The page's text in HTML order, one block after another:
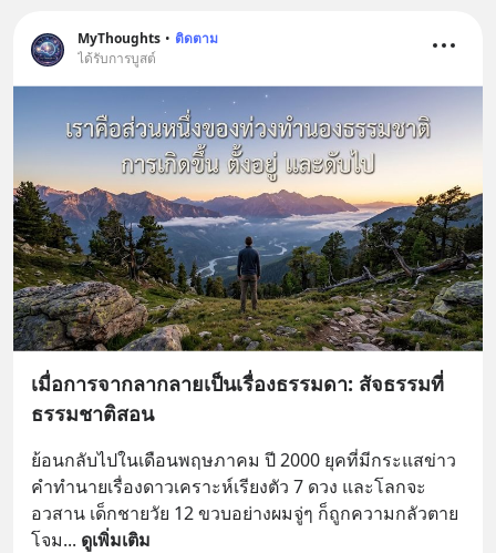
MyThoughts • ติดตาม
ได้รับการบูสต์
เมื่อการจากลากลายเป็นเรื่องธรรมดา: สัจธรรมที่
ธรรมชาติสอน
ย้อนกลับไปในเดือนพฤษภาคม ปี 2000 ยุคที่มีกระแสข่าว
คำทำนายเรื่องดาวเคราะห์เรียงตัว 7 ดวง และโลกจะ
อวสาน เด็กชายวัย 12 ขวบอย่างผมจู่ๆ ก็ถูกความกลัวตาย
โจม... ดูเพิ่มเติม